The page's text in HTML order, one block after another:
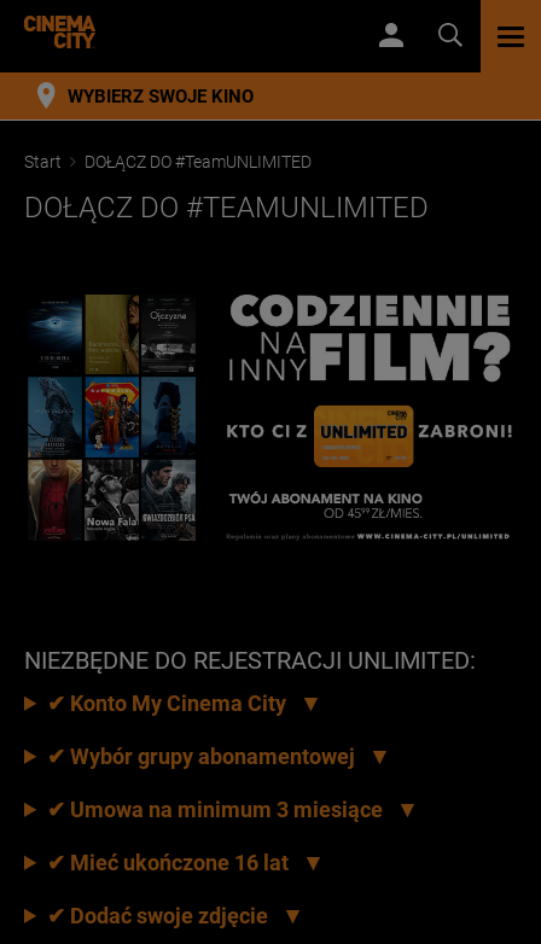
WYBIERZ SWOJE KINO
Start DOŁĄCZ DO #TeamUNLIMITED
DOŁĄCZ DO #TEAMUNLIMITED
NIEZBĘDNE DO REJESTRACJI UNLIMITED:
✔ Konto My Cinema City
✔ Wybór grupy abonamentowej
✔ Umowa na minimum 3 miesiące
✔ Mieć ukończone 16 lat
✔ Dodać swoje zdjęcie